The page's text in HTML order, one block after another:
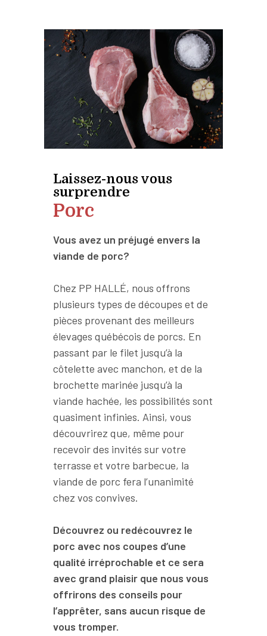
Laissez-nous vous
surprendre
Porc
Vous avez un préjugé envers la
viande de porc?
Chez PP HALLÉ, nous offrons
plusieurs types de découpes et de
pièces provenant des meilleurs
élevages québécois de porcs. En
passant par le filet jusqu’à la
côtelette avec manchon, et de la
brochette marinée jusqu’à la
viande hachée, les possibilités sont
quasiment infinies. Ainsi, vous
découvrirez que, même pour
recevoir des invités sur votre
terrasse et votre barbecue, la
viande de porc fera l’unanimité
chez vos convives.
Découvrez ou redécouvrez le
porc avec nos coupes d’une
qualité irréprochable et ce sera
avec grand plaisir que nous vous
offrirons des conseils pour
l’apprêter, sans aucun risque de
vous tromper.